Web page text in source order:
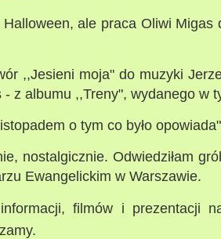
ale praca Oliwi Migas
,,Jesieni moja" do muzyki
- z albumu ,,Treny", wydanego w
o tym co było
nostalgicznie. Odwiedziłam
Ewangelickim w Warszawie.
filmów i prezentacji